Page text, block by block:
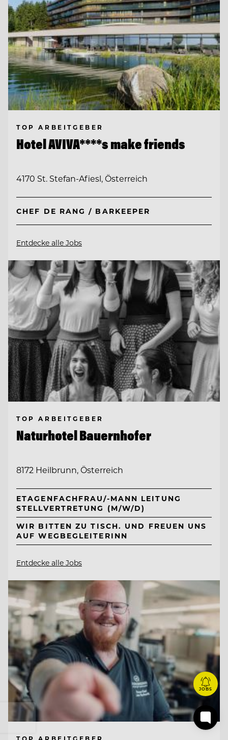
TOP ARBEITGEBER
Hotel AVIVA****s make friends
4170 St. Stefan-Afiesl, Österreich
CHEF DE RANG / BARKEEPER
Entdecke alle Jobs
TOP ARBEITGEBER
Naturhotel Bauernhofer
8172 Heilbrunn, Österreich
ETAGENFACHFRAU/-MANN LEITUNG
STELLVERTRETUNG (M/W/D)
WIR BITTEN ZU TISCH. UND FREUEN UNS
AUF WEGBEGLEITERINN
Entdecke alle Jobs
TOP ARBEITGEBER
JOBS